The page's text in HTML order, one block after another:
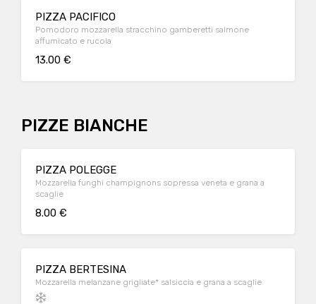
PIZZA PACIFICO
Pomodoro mozzarella stracchino gamberetti salmone
affumicato e rucola
13.00 €
PIZZE BIANCHE
PIZZA POLEGGE
Mozzarella funghi champignons sopressa veneta e grana a
scaglie
8.00 €
PIZZA BERTESINA
Mozzarella melanzane grigliate* salsiccia e grana a scaglie